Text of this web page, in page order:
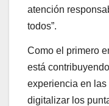
atención
todos”.
Como el primero
está
experiencia en
digitalizar los